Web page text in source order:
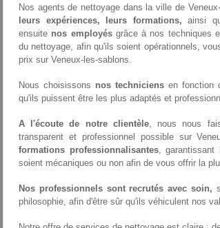
Nos agents de nettoyage dans la ville de
leurs expériences, leurs formations, ainsi
ensuite nos employésgrâce à nos techniques
du nettoyage, afin qu'ils soient opérationnels,
prix sur Veneux-les-sablons.
Nous choisissons nos techniciensen fonction
qu'ils puissent être les plus adaptés et
A l'écoute de notre clientèle, nous nous
transparent et professionnel possible sur
formations professionnalisantes, garantissant
soient mécaniques ou non afin de vous offrir la
Nos professionnels sont recrutés avec soin,
philosophie, afin d'être sûr qu'ils véhiculent nos